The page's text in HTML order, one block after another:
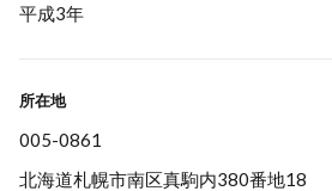
平成3年
所在地
005-0861
北海道札幌市南区真駒内380番地18